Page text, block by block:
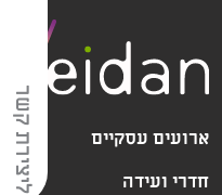
ליצירת קשר
ארועים עסקיים
חדרי ועידה